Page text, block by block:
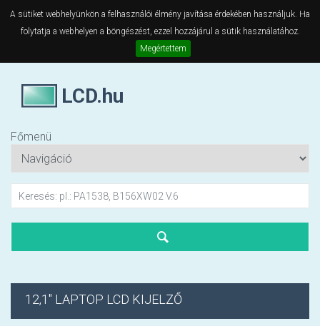
A sütiket webhelyünkön a felhasználói élmény javítása érdekében használjuk. Ha
folytatja a webhelyen a böngészést, ezzel hozzájárul a sütik használatához.
Megértettem
LCD.hu
Főmenü
12,1" LAPTOP LCD KIJELZŐ